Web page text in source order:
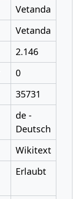
Vetanda
Vetanda
2.146
0
35731
de -
Deutsch
Wikitext
Erlaubt